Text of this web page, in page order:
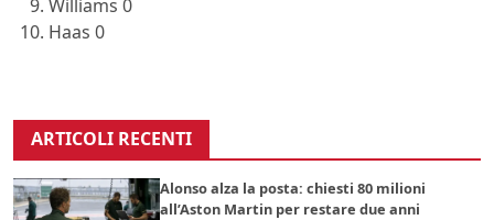
Williams 0
Haas 0
ARTICOLI RECENTI
Alonso alza la posta: chiesti 80 milioni
all’Aston Martin per restare due anni